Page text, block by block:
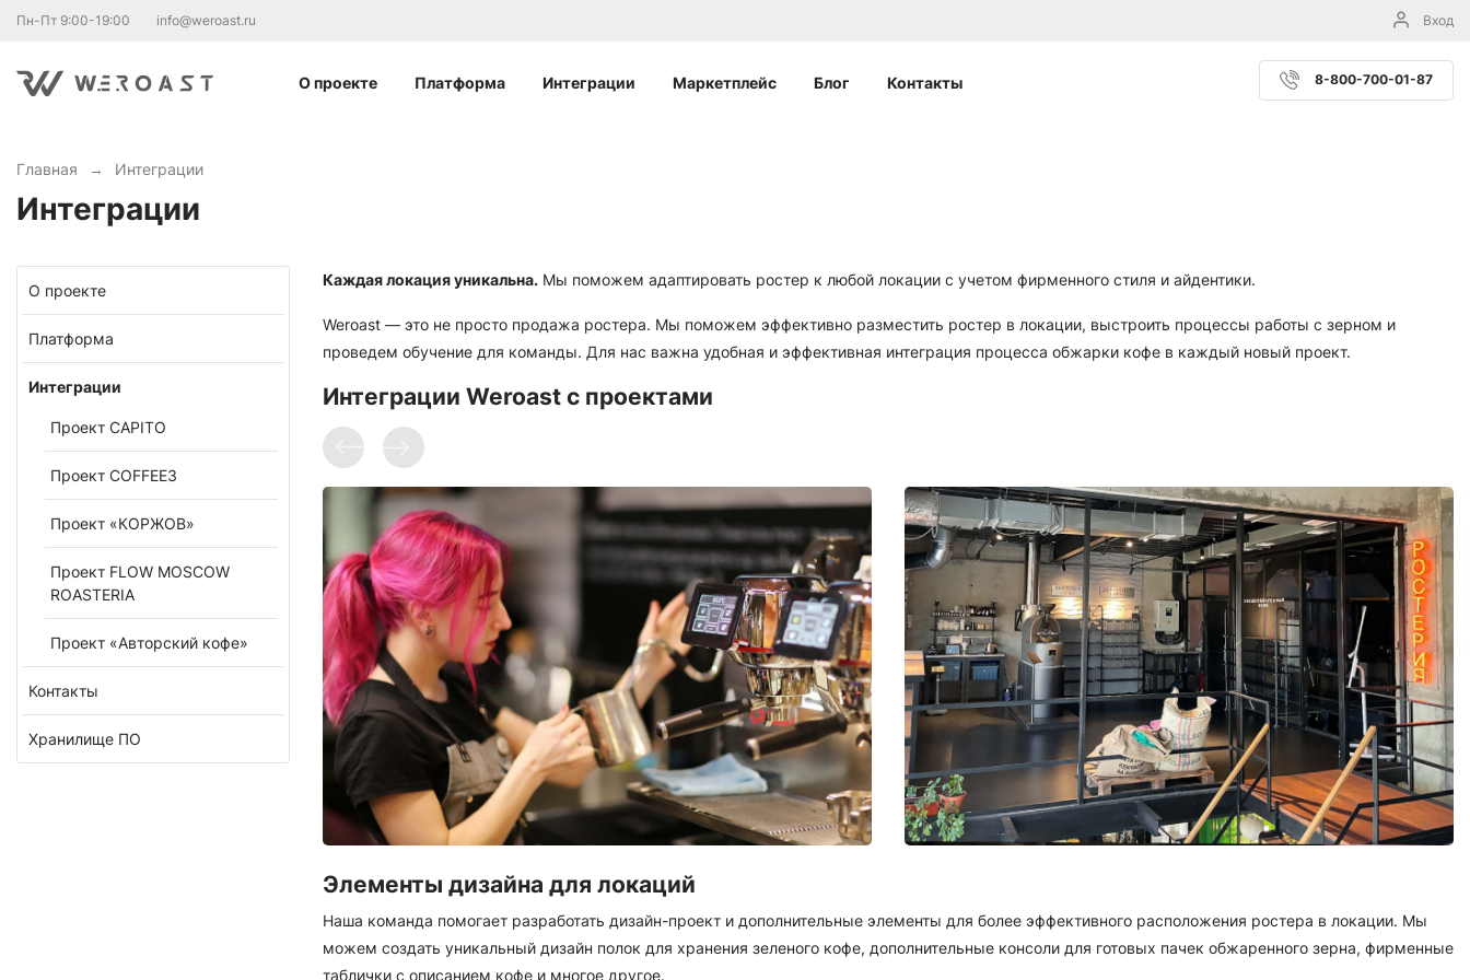
Вход
Пн-Пт 9:00-19:00 info@weroast.ru
8-800-700-01-87
О проекте Платформа Интеграции Маркетплейс Блог Контакты
Главная → Интеграции
Интеграции
О проекте
Платформа
Интеграции
Проект CAPITO
Проект COFFEE3
Проект «КОРЖОВ»
Проект FLOW MOSCOW
ROASTERIA
Проект «Авторский кофе»
Контакты
Хранилище ПО
Каждая локация уникальна. Мы поможем адаптировать ростер к любой локации с учетом фирменного стиля и айдентики.
Weroast — это не просто продажа ростера. Мы поможем эффективно разместить ростер в локации, выстроить процессы работы с зерном и
проведем обучение для команды. Для нас важна удобная и эффективная интеграция процесса обжарки кофе в каждый новый проект.
Интеграции Weroast с проектами
Элементы дизайна для локаций
Наша команда помогает разработать дизайн-проект и дополнительные элементы для более эффективного расположения ростера в локации. Мы
можем создать уникальный дизайн полок для хранения зеленого кофе, дополнительные консоли для готовых пачек обжаренного зерна, фирменные
таблички с описанием кофе и многое другое.